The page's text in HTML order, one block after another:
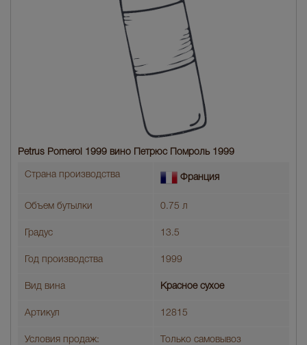
Petrus Pomerol 1999 вино Петрюс Помроль 1999
Страна производства Франция
Объем бутылки 0.75 л
Градус 13.5
Год производства 1999
Вид вина Красное сухое
Артикул 12815
Условия продаж: Только самовывоз